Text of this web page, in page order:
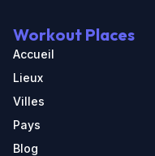
Workout Places
Accueil
Lieux
Villes
Pays
Blog